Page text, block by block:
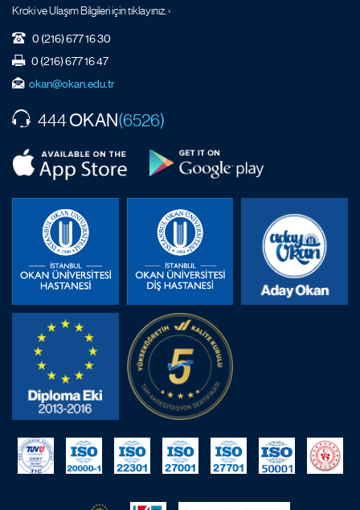
Kroki ve Ulaşım Bilgileri için tıklayınız. ›
0 (216) 677 16 30
0 (216) 677 16 47
okan@okan.edu.tr
444OKAN(6526)